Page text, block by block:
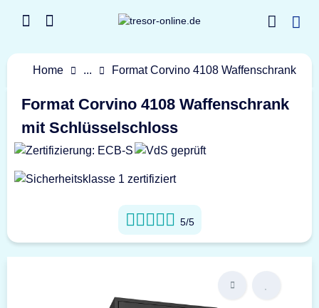
Home ... Format Corvino 4108 Waffenschrank
Format Corvino 4108 Waffenschrank
mit Schlüsselschloss
5/5